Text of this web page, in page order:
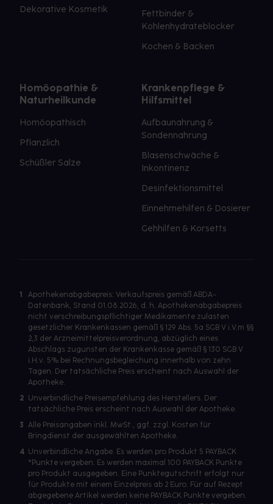
Dekorative Kosmetik
Fettbinder &
Kohlenhydrateblocker
Kochen & Backen
Homöopathie &
Naturheilkunde
Homöopathisch
Pflanzlich
Schüßler Salze
Krankenpflege &
Hilfsmittel
Aufbaunahrung &
Sondennahrung
Blasenschwäche &
Inkontinenz
Desinfektionsmittel
Einnehmehilfen & Dosierer
Gehhilfen & Korsetts
1
Apothekenabgabepreis: Verkaufspreis gemäß ABDA-
Datenbank, Stand 01.08.2026, d. h. Apothekenabgabepreis
nicht verschreibungspflichtiger Medikamente zulasten
gesetzlicher Krankenkassen gemäß § 129 Abs. 5a SGB V i.V.m §§
2,3 der Arzneimittelpreisverordnung, abzüglich eines
Abschlags zugunsten der Krankenkasse gemäß § 130 SGB V
i.H.v. 5% bei Rechnungsbegleichung innerhalb von zehn
Tagen. Der tatsächliche Preis erscheint nach Auswahl der
Apotheke.
2 Unverbindliche Preisempfehlung des Herstellers. Der
tatsächliche Preis erscheint nach Auswahl der Apotheke.
3 Alle Preisangaben inkl. MwSt., ggf. zzgl. Kosten für
Bringdienst der ausgewählten Apotheke.
4 Unverbindliche Angabe. Es werden pro Produkt 5 PAYBACK
°Punkte vergeben. Es werden maximal 100 PAYBACK Punkte
pro Produkt ausgegeben. Eine Punktegutschrift erfolgt nur
für Produkte mit einem Einzelpreis ab 2 Euro. Für auf Rezept
abgegebene Artikel werden keine PAYBACK Punkte vergeben.